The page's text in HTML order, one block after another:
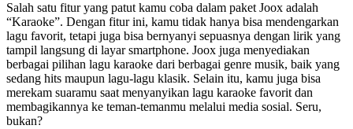
Salah satu fitur yang patut kamu coba dalam paket Joox adalah
“Karaoke”. Dengan fitur ini, kamu tidak hanya bisa mendengarkan
lagu favorit, tetapi juga bisa bernyanyi sepuasnya dengan lirik yang
tampil langsung di layar smartphone. Joox juga menyediakan
berbagai pilihan lagu karaoke dari berbagai genre musik, baik yang
sedang hits maupun lagu-lagu klasik. Selain itu, kamu juga bisa
merekam suaramu saat menyanyikan lagu karaoke favorit dan
membagikannya ke teman-temanmu melalui media sosial. Seru,
bukan?